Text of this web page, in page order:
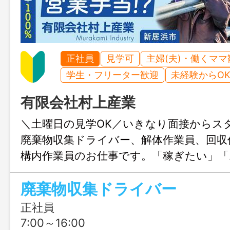
正社員 見学可
主婦(夫)・働くママ
学生・フリーター歓迎
未経験からOK
有限会社村上産業
＼土曜日の見学OK／いきなり面接からス
廃棄物収集ドライバー、解体作業員、回
構内作業員のお仕事です。「稼ぎたい」
い」その理想、村上産業で叶えましょう！
廃棄物収集ドライバー
正社員
7:00～16:00